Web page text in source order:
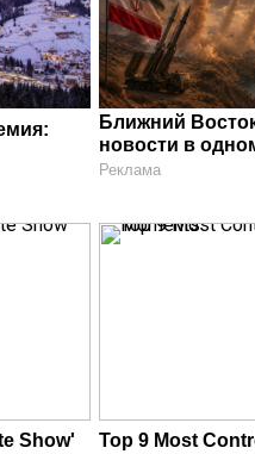
Ближний
новости в
Реклама
Show'
Top 9 Most